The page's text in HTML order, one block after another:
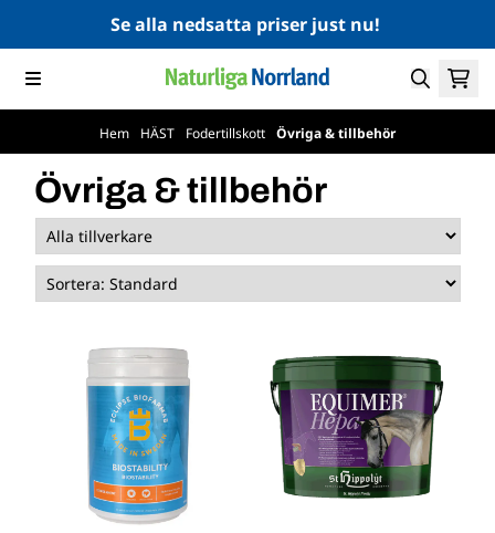
Hoppa till innehållSe alla nedsatta priser just nu!
Hem HÄST Fodertillskott Övriga & tillbehör
Övriga & tillbehör